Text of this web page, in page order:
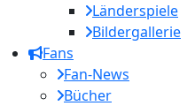
Länderspiele
Bildergallerie
Fans
Fan-News
Bücher